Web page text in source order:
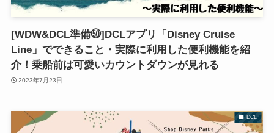
[WDW&DCL準備㊿]DCLアプリ「Disney Cruise
Line」でできること・実際に利用した便利機能を紹
介！乗船前は可愛いカウントダウンが見れる
2023年7月23日
DCL